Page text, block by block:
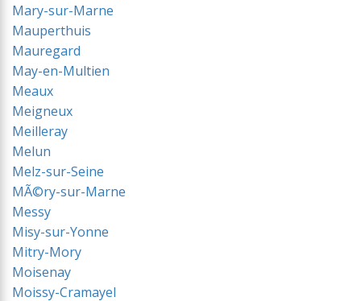
Mary-sur-Marne
Mauperthuis
Mauregard
May-en-Multien
Meaux
Meigneux
Meilleray
Melun
Melz-sur-Seine
MÃ©ry-sur-Marne
Messy
Misy-sur-Yonne
Mitry-Mory
Moisenay
Moissy-Cramayel